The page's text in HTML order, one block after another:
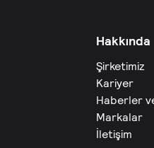
Hakkında
Şirketimiz
Kariyer
Haberler
Markalar
İletişim